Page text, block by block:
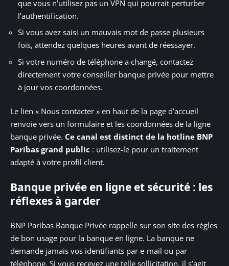
que vous n’utilisez pas un VPN qui pourrait perturber
l’authentification.
Si vous avez saisi un mauvais mot de passe plusieurs
fois, attendez quelques heures avant de réessayer.
Si votre numéro de téléphone a changé, contactez
directement votre conseiller banque privée pour mettre
à jour vos coordonnées.
Le lien « Nous contacter » en haut de la page d’accueil
renvoie vers un formulaire et les coordonnées de la ligne
banque privée. Ce canal est distinct de la hotline BNP
Paribas grand public : utilisez-le pour un traitement
adapté à votre profil client.
Banque privée en ligne et sécurité : les
réflexes à garder
BNP Paribas Banque Privée rappelle sur son site des règles
de bon usage pour la banque en ligne. La banque ne
demande jamais vos identifiants par e-mail ou par
téléphone. Si vous recevez une telle sollicitation, il s’agit